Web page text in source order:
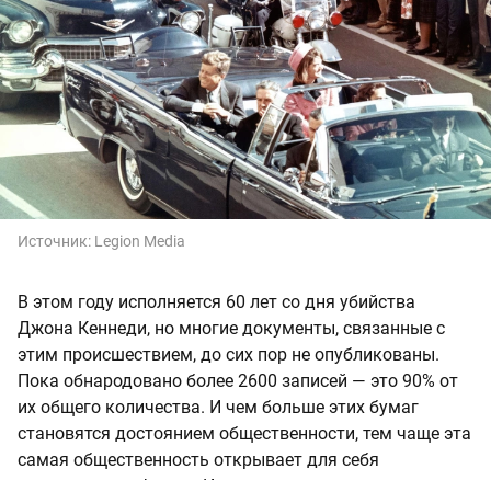
Источник: Legion Media
В этом году исполняется 60 лет со дня убийства
Джона Кеннеди, но многие документы, связанные с
этим происшествием, до сих пор не опубликованы.
Пока обнародовано более 2600 записей — это 90% от
их общего количества. И чем больше этих бумаг
становятся достоянием общественности, тем чаще эта
самая общественность открывает для себя